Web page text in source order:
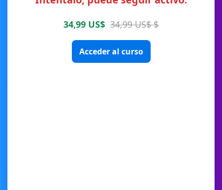
34,99 US$ 34,99 US$ $
Acceder al curso